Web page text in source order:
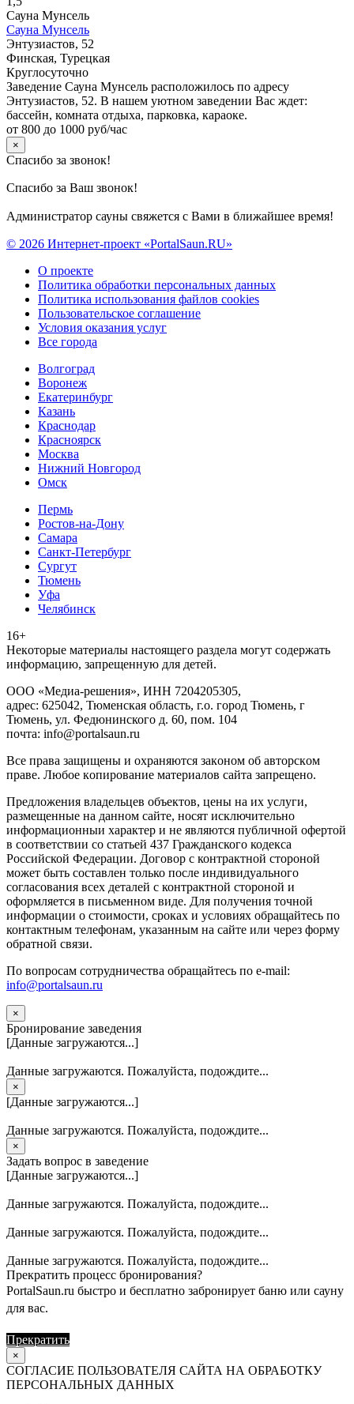
Сауна Мунсель
Сауна Мунсель
Энтузиастов, 52
Финская, Турецкая
Круглосуточно
Заведение Сауна Мунсель расположилось по адресу
Энтузиастов, 52. В нашем уютном заведении Вас ждет:
бассейн, комната отдыха, парковка, караоке.
от 800 до 1000 руб/час
×
Спасибо за звонок!
Спасибо за Ваш звонок!
Администратор сауны свяжется с Вами в ближайшее время!
© 2026 Интернет-проект «PortalSaun.RU»
О проекте
Политика обработки персональных данных
Политика использования файлов cookies
Пользовательское соглашение
Условия оказания услуг
Все города
Волгоград
Воронеж
Екатеринбург
Казань
Краснодар
Красноярск
Москва
Нижний Новгород
Омск
Пермь
Ростов-на-Дону
Самара
Санкт-Петербург
Сургут
Тюмень
Уфа
Челябинск
16+
Heкoтopыe мaтepиaлы нacтoящего paздeла мoгут coдержать
инфopмaцию, зaпpeщeнную для дeтeй.
ООО «Медиа-решения», ИНН 7204205305,
адрес: 625042, Тюменская область, г.о. город Тюмень, г
Тюмень, ул. Федюнинского д. 60, пом. 104
почта: info@portalsaun.ru
Вce прaвa зaщищeны и oxpaняютcя зaкoнoм oб aвтopcкoм
прaве. Любoe кoпиpoвaниe мaтepиaлов caйтa зaпpeщeнo.
Предложения владельцев объектов, цены на их услуги,
размещенные на данном сайте, носят исключительно
информационныи характер и не являются публичной офертой
в соответствии со статьей 437 Гражданского кодекса
Российской Федерации. Договор с контрактной стороной
может быть составлен только после индивидуального
согласования всех деталей с контрактной стороной и
оформляется в письменном виде. Для получения точной
информации о стоимости, сроках и условиях обращайтесь по
контактным телефонам, указанным на сайте или через форму
обратной связи.
По вопросам сотрудничества обращайтесь по e-mail:
info@portalsaun.ru
×
Бронирование заведения
[Данные загружаются...]
Данные загружаются. Пожалуйста, подождите...
×
[Данные загружаются...]
Данные загружаются. Пожалуйста, подождите...
×
Задать вопрос в заведение
[Данные загружаются...]
Данные загружаются. Пожалуйста, подождите...
Данные загружаются. Пожалуйста, подождите...
Данные загружаются. Пожалуйста, подождите...
Прекратить процесс бронирования?
PortalSaun.ru быстро и бесплатно забронирует баню или сауну
для вас.
Прекратить
×
СОГЛАСИЕ ПОЛЬЗОВАТЕЛЯ САЙТА НА ОБРАБОТКУ
ПЕРСОНАЛЬНЫХ ДАННЫХ